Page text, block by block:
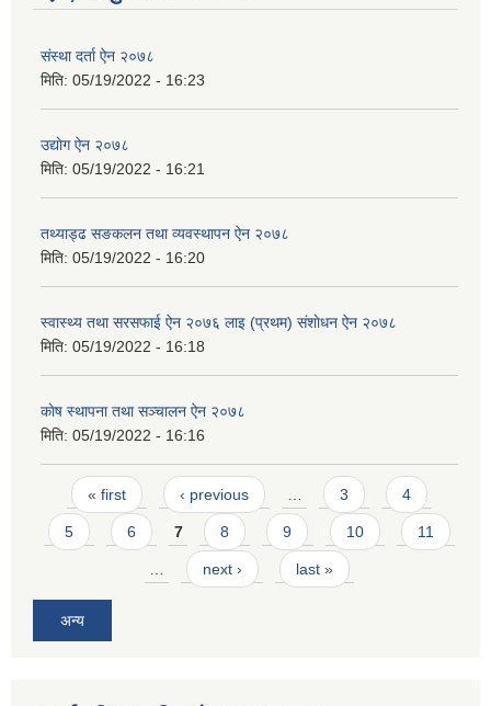
संस्था दर्ता ऐन २०७८
मिति: 05/19/2022 - 16:23
उद्याेग ऐन २०७८
मिति: 05/19/2022 - 16:21
तथ्याड्ढ सङकलन तथा व्यवस्थापन ऐन २०७८
मिति: 05/19/2022 - 16:20
स्वास्थ्य तथा सरसफाई ऐन २०७६ लाइ (प्रथम) स‌ंशाेधन ऐन २०७८
मिति: 05/19/2022 - 16:18
काेष स्थापना तथा सञ्चालन ऐन २०७८
मिति: 05/19/2022 - 16:16
Pages
« first ‹ previous … 3 4
5 6 7 8 9 10 11
… next › last »
अन्य